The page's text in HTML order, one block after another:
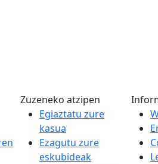
Zuzeneko atzipen
Egiaztatu zure
kasua
Ezagutu zure
eskubideak